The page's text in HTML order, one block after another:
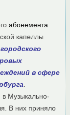
абонемента
капеллы
в сфере
в Музыкально-
В них приняло